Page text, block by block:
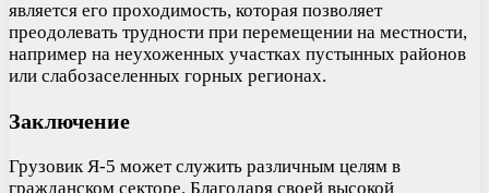
является его проходимость, которая позволяет
преодолевать трудности при перемещении на местности,
например на неухоженных участках пустынных районов
или слабозаселенных горных регионах.
Заключение
Грузовик Я-5 может служить различным целям в
гражданском секторе. Благодаря своей высокой